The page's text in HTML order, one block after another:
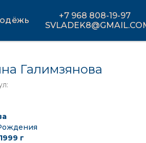
+7 968 808-19-97
Галимзянова
г